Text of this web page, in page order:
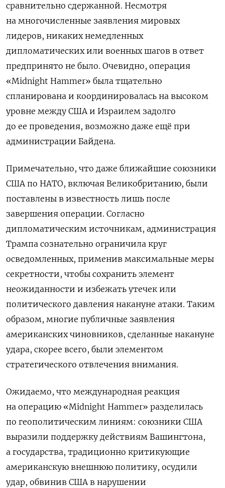
сравнительно сдержанной. Несмотря
на многочисленные заявления мировых
лидеров, никаких немедленных
дипломатических или военных шагов в ответ
предпринято не было. Очевидно, операция
«Midnight Hammer» была тщательно
спланирована и координировалась на высоком
уровне между США и Израилем задолго
до ее проведения, возможно даже ещё при
администрации Байдена.
Примечательно, что даже ближайшие союзники
США по НАТО, включая Великобританию, были
поставлены в известность лишь после
завершения операции. Согласно
дипломатическим источникам, администрация
Трампа сознательно ограничила круг
осведомленных, применив максимальные меры
секретности, чтобы сохранить элемент
неожиданности и избежать утечек или
политического давления накануне атаки. Таким
образом, многие публичные заявления
американских чиновников, сделанные накануне
удара, скорее всего, были элементом
стратегического отвлечения внимания.
Ожидаемо, что международная реакция
на операцию «Midnight Hammer» разделилась
по геополитическим линиям: союзники США
выразили поддержку действиям Вашингтона,
а государства, традиционно критикующие
американскую внешнюю политику, осудили
удар, обвинив США в нарушении